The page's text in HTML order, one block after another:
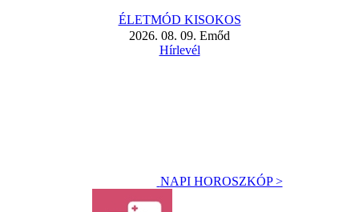
ÉLETMÓD KISOKOS
2026. 08. 09. Emőd
Hírlevél
NAPI HOROSZKÓP >